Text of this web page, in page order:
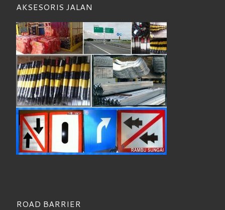
AKSESORIS JALAN
ROAD BARRIER